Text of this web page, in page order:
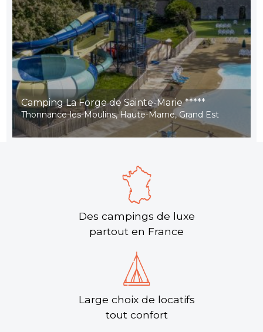
Camping La Forge de Sainte-Marie *****
Thonnance-les-Moulins, Haute-Marne, Grand Est
Des campings de luxe
partout en France
Large choix de locatifs
tout confort